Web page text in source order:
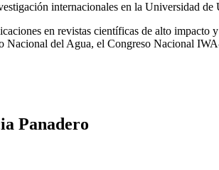
internacionales en la Universidad
en revistas científicas de alto impacto
Nacional del Agua, el Congreso Nacional
Panadero